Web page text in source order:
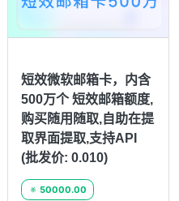
短效微软邮箱卡，内含
500万个 短效邮箱额度,
购买随用随取,自助在提
取界面提取,支持API
(批发价: 0.010)
 50000.00